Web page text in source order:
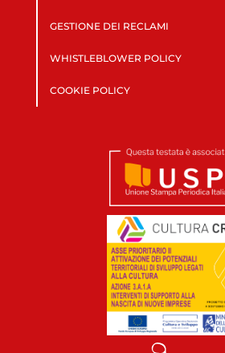
GESTIONE DEI RECLAMI
WHISTLEBLOWER POLICY
COOKIE POLICY